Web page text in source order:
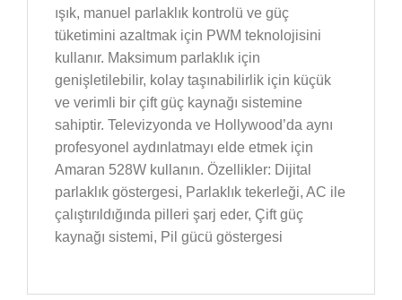
ışık, manuel parlaklık kontrolü ve güç
tüketimini azaltmak için PWM teknolojisini
kullanır. Maksimum parlaklık için
genişletilebilir, kolay taşınabilirlik için küçük
ve verimli bir çift güç kaynağı sistemine
sahiptir. Televizyonda ve Hollywood’da aynı
profesyonel aydınlatmayı elde etmek için
Amaran 528W kullanın. Özellikler: Dijital
parlaklık göstergesi, Parlaklık tekerleği, AC ile
çalıştırıldığında pilleri şarj eder, Çift güç
kaynağı sistemi, Pil gücü göstergesi